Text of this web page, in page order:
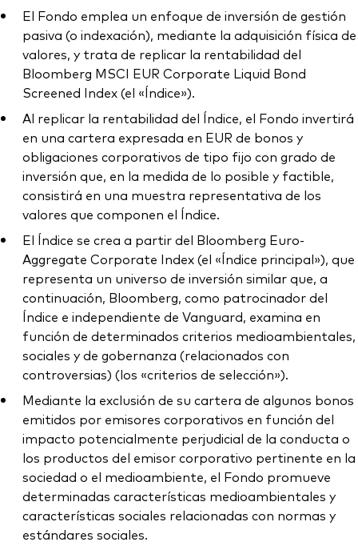
El Fondo emplea un enfoque de inversión de gestión
pasiva (o indexación), mediante la adquisición física de
valores, y trata de replicar la rentabilidad del
Bloomberg MSCI EUR Corporate Liquid Bond
Screened Index (el «Índice»).
Al replicar la rentabilidad del Índice, el Fondo invertirá
en una cartera expresada en EUR de bonos y
obligaciones corporativos de tipo fijo con grado de
inversión que, en la medida de lo posible y factible,
consistirá en una muestra representativa de los
valores que componen el Índice.
El Índice se crea a partir del Bloomberg Euro-
Aggregate Corporate Index (el «Índice principal»), que
representa un universo de inversión similar que, a
continuación, Bloomberg, como patrocinador del
Índice e independiente de Vanguard, examina en
función de determinados criterios medioambientales,
sociales y de gobernanza (relacionados con
controversias) (los «criterios de selección»).
Mediante la exclusión de su cartera de algunos bonos
emitidos por emisores corporativos en función del
impacto potencialmente perjudicial de la conducta o
los productos del emisor corporativo pertinente en la
sociedad o el medioambiente, el Fondo promueve
determinadas características medioambientales y
características sociales relacionadas con normas y
estándares sociales.